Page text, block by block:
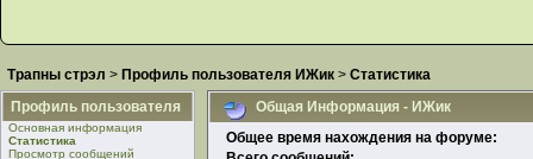
Трапны стрэл > Профиль пользователя ИЖик > Статистика
Профиль пользователя
Основная информация
Статистика
Просмотр сообщений
Общая Информация - ИЖик
Общее время нахождения на форуме: